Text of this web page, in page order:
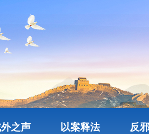
之声 以案释法 反